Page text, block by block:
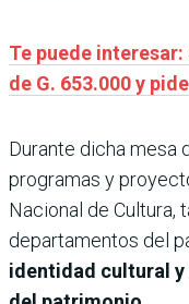
Te puede
de G. 653.000 y
Durante dicha mesa
programas y
Nacional de Cultura,
departamentos del
identidad cultural